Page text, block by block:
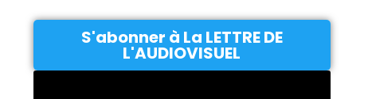
S'abonner à La LETTRE DE
L'AUDIOVISUEL